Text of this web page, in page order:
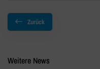
Zurück
Weitere News